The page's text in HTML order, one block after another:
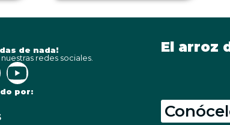
de nada!
redes sociales.
por:
El arroz